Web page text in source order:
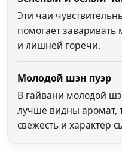
Эти чаи
помогает заваривать
и лишней горечи.
Молодой шэн пуэр
В гайвани молодой
лучше видны аромат,
свежесть и характер